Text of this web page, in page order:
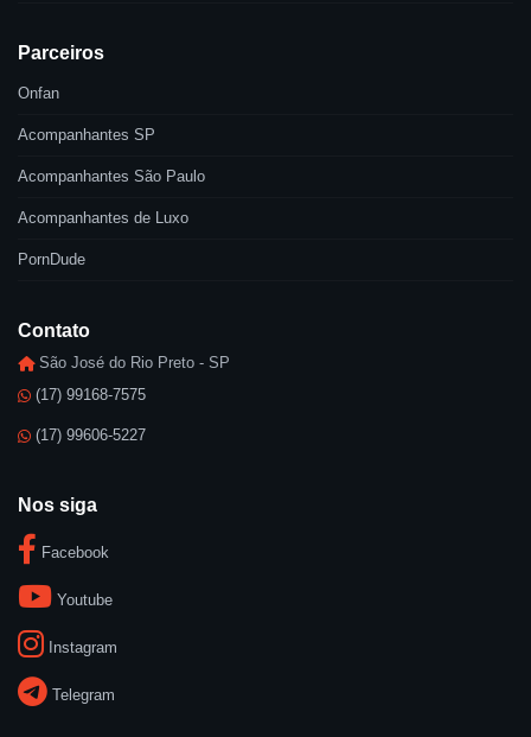
Parceiros
Onfan
Acompanhantes SP
Acompanhantes São Paulo
Acompanhantes de Luxo
PornDude
Contato
São José do Rio Preto - SP
(17) 99168-7575
(17) 99606-5227
Nos siga
Facebook
Youtube
Instagram
Telegram